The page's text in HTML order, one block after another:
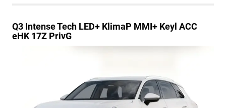
Q3 Intense Tech LED+ KlimaP MMI+ Keyl ACC
eHK 17Z PrivG